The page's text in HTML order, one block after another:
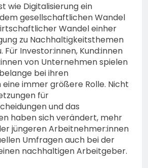
wie Digitalisierung ein
gesellschaftlichen Wandel
Wandel einher
zu Nachhaltigkeitsthemen
Für Investor:innen, Kund:innen
von Unternehmen spielen
bei ihren
eine immer größere Rolle. Nicht
für
und das
haben sich verändert, mehr
jüngeren Arbeitnehmer:innen
Umfragen auch bei der
nachhaltigen Arbeitgeber.